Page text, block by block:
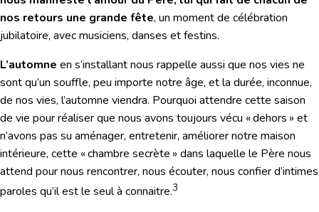
nos retours une grande fête, un moment de célébration
jubilatoire, avec musiciens, danses et festins.
L’automne en s’installant nous rappelle aussi que nos vies ne
sont qu’un souffle, peu importe notre âge, et la durée, inconnue,
de nos vies, l’automne viendra. Pourquoi attendre cette saison
de vie pour réaliser que nous avons toujours vécu « dehors » et
n’avons pas su aménager, entretenir, améliorer notre maison
intérieure, cette « chambre secrète » dans laquelle le Père nous
attend pour nous rencontrer, nous écouter, nous confier d’intimes
paroles qu’il est le seul à connaitre.3